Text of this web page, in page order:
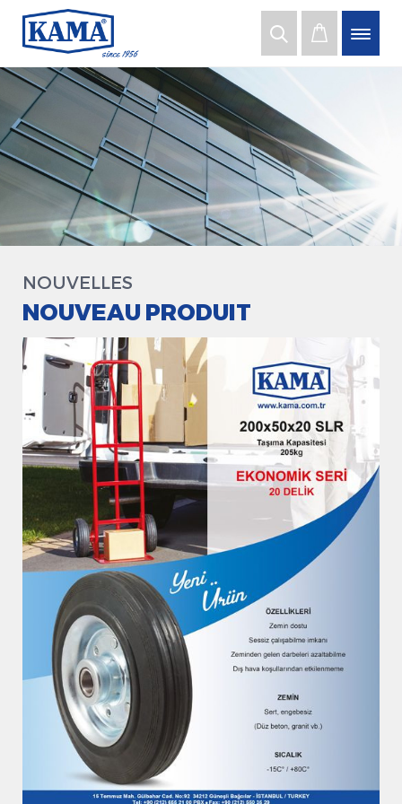
NOUVELLES
NOUVEAU PRODUIT